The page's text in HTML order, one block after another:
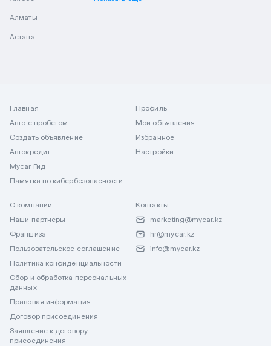
Алматы
Астана
Главная
Авто с пробегом
Создать объявление
Автокредит
Mycar Гид
Памятка по кибербезопасности
Профиль
Мои объявления
Избранное
Настройки
О компании
Наши партнеры
Франшиза
Пользовательское соглашение
Политика конфиденциальности
Сбор и обработка персональных
данных
Правовая информация
Договор присоединения
Заявление к договору
присоединения
Контакты
marketing@mycar.kz
hr@mycar.kz
info@mycar.kz